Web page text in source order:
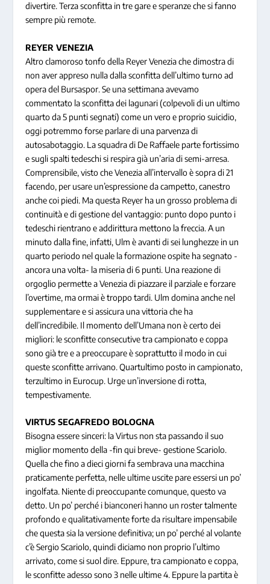
divertire. Terza sconfitta in tre gare e speranze che si fanno
sempre più remote.
REYER VENEZIA
Altro clamoroso tonfo della Reyer Venezia che dimostra di
non aver appreso nulla dalla sconfitta dell’ultimo turno ad
opera del Bursaspor. Se una settimana avevamo
commentato la sconfitta dei lagunari (colpevoli di un ultimo
quarto da 5 punti segnati) come un vero e proprio suicidio,
oggi potremmo forse parlare di una parvenza di
autosabotaggio. La squadra di De Raffaele parte fortissimo
e sugli spalti tedeschi si respira già un’aria di semi-arresa.
Comprensibile, visto che Venezia all’intervallo è sopra di 21
facendo, per usare un’espressione da campetto,canestro
anche coi piedi. Ma questa Reyer ha un grosso problema di
continuità e di gestione del vantaggio: punto dopo punto i
tedeschi rientrano e addirittura mettono la freccia. A un
minuto dalla fine, infatti, Ulm è avanti di sei lunghezze in un
quarto periodo nel quale la formazione ospite ha segnato -
ancora una volta- la miseria di 6 punti. Una reazione di
orgoglio permette a Venezia di piazzare il parziale e forzare
l’overtime, ma ormai è troppo tardi. Ulm domina anche nel
supplementare e si assicura una vittoria che ha
dell’incredibile. Il momento dell’Umana non è certo dei
migliori: le sconfitte consecutive tra campionato e coppa
sono già tre e a preoccupare è soprattutto il modo in cui
queste sconfitte arrivano. Quartultimo posto in campionato,
terzultimo in Eurocup. Urge un’inversione di rotta,
tempestivamente.
VIRTUS SEGAFREDO BOLOGNA
Bisogna essere sinceri: la Virtus non sta passando il suo
miglior momento della -fin qui breve- gestione Scariolo.
Quella che fino a dieci giorni fa sembrava una macchina
praticamente perfetta, nelle ultime uscite pare essersi un po’
ingolfata. Niente di preoccupante comunque, questo va
detto. Un po’ perché i bianconeri hanno un roster talmente
profondo e qualitativamente forte da risultare impensabile
che questa sia la versione definitiva; un po’ perché al volante
c’è Sergio Scariolo, quindi diciamo non proprio l’ultimo
arrivato, come si suol dire. Eppure, tra campionato e coppa,
le sconfitte adesso sono 3 nelle ultime 4. Eppure la partita è